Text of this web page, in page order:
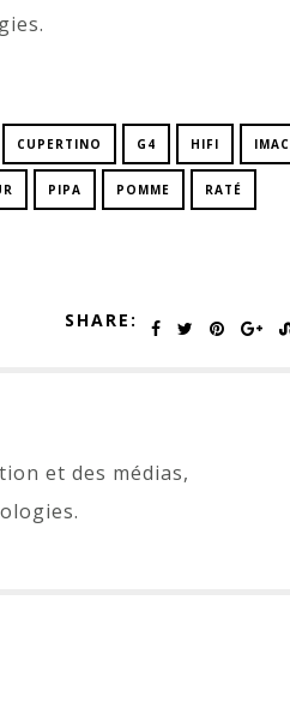
CUPERTINO G4 HIFI IMAC
PIPA POMME RATÉ
SHARE:
et des médias,